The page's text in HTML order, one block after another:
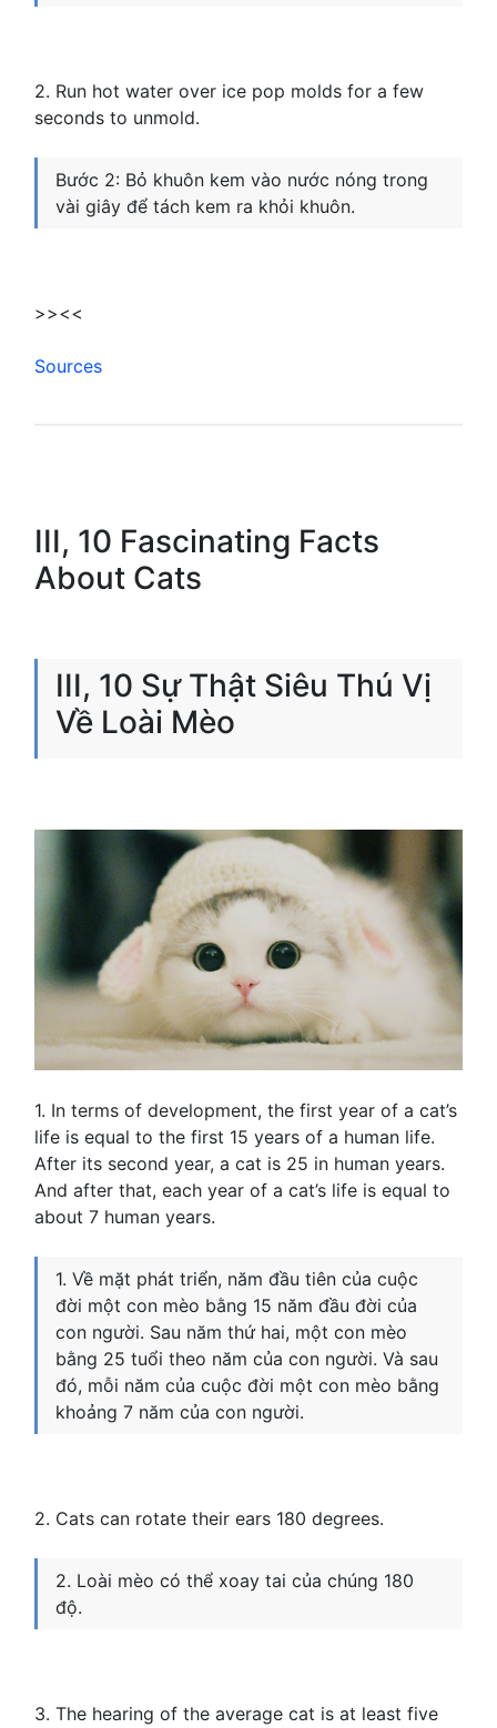
2. Run hot water over ice pop molds for a few
seconds to unmold.
Bước 2: Bỏ khuôn kem vào nước nóng trong
vài giây để tách kem ra khỏi khuôn.
>><<
Sources
III, 10 Fascinating Facts
About Cats
III, 10 Sự Thật Siêu Thú Vị
Về Loài Mèo
1. In terms of development, the first year of a cat’s
life is equal to the first 15 years of a human life.
After its second year, a cat is 25 in human years.
And after that, each year of a cat’s life is equal to
about 7 human years.
1. Về mặt phát triển, năm đầu tiên của cuộc
đời một con mèo bằng 15 năm đầu đời của
con người. Sau năm thứ hai, một con mèo
bằng 25 tuổi theo năm của con người. Và sau
đó, mỗi năm của cuộc đời một con mèo bằng
khoảng 7 năm của con người.
2. Cats can rotate their ears 180 degrees.
2. Loài mèo có thể xoay tai của chúng 180
độ.
3. The hearing of the average cat is at least five